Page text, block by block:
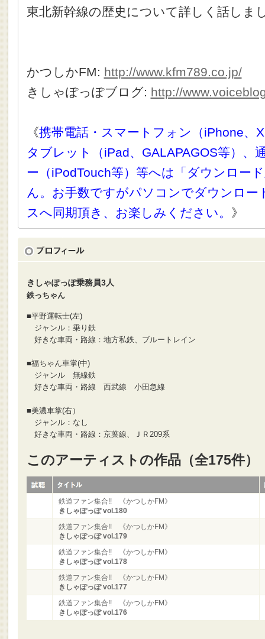
東北新幹線の歴史について詳しく話しま
かつしかFM: http://www.kfm789.co.jp/
きしゃぽっぽブログ: http://
《携帯電話・スマートフォン（iPhone、
タブレット（iPad、GALAPAGOS等）、
ー（iPodTouch等）等へは「ダウンロー
ん。お手数ですがパソコンでダウンロー
スへ同期頂き、お楽しみください。 》
きしゃぽっぽ乗務員3人
鉄っちゃん
■平野運転士(左)
ジャンル：乗り鉄
好きな車両・路線：地方私鉄、ブルートレイン
■福ちゃん車掌(中)
ジャンル 無線鉄
好きな車両・路線 西武線 小田急線
■美濃車掌(右）
ジャンル：なし
好きな車両・路線：京葉線、ＪＲ209系
このアーティストの作品（全175件）
鉄道ファン集合!! 《かつしかFM》
きしゃぽっぽ vol.180
鉄道ファン集合!! 《かつしかFM》
きしゃぽっぽ vol.179
鉄道ファン集合!! 《かつしかFM》
きしゃぽっぽ vol.178
鉄道ファン集合!! 《かつしかFM》
きしゃぽっぽ vol.177
鉄道ファン集合!! 《かつしかFM》
きしゃぽっぽ vol.176